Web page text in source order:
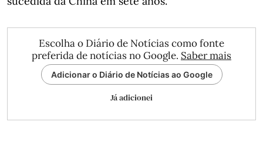
Escolha o Diário de Notícias como fonte
preferida de notícias no Google. Saber mais
Adicionar o Diário de Notícias ao Google
Já adicionei